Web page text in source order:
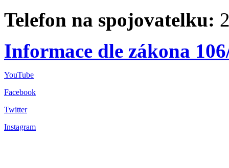
Telefon na spojovatelku:
Informace dle zákona
YouTube
Facebook
Twitter
Instagram